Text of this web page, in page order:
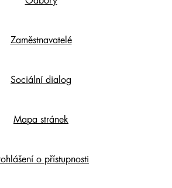
Zaměstnavatelé
Sociální dialog
Mapa stránek
o přístupnosti